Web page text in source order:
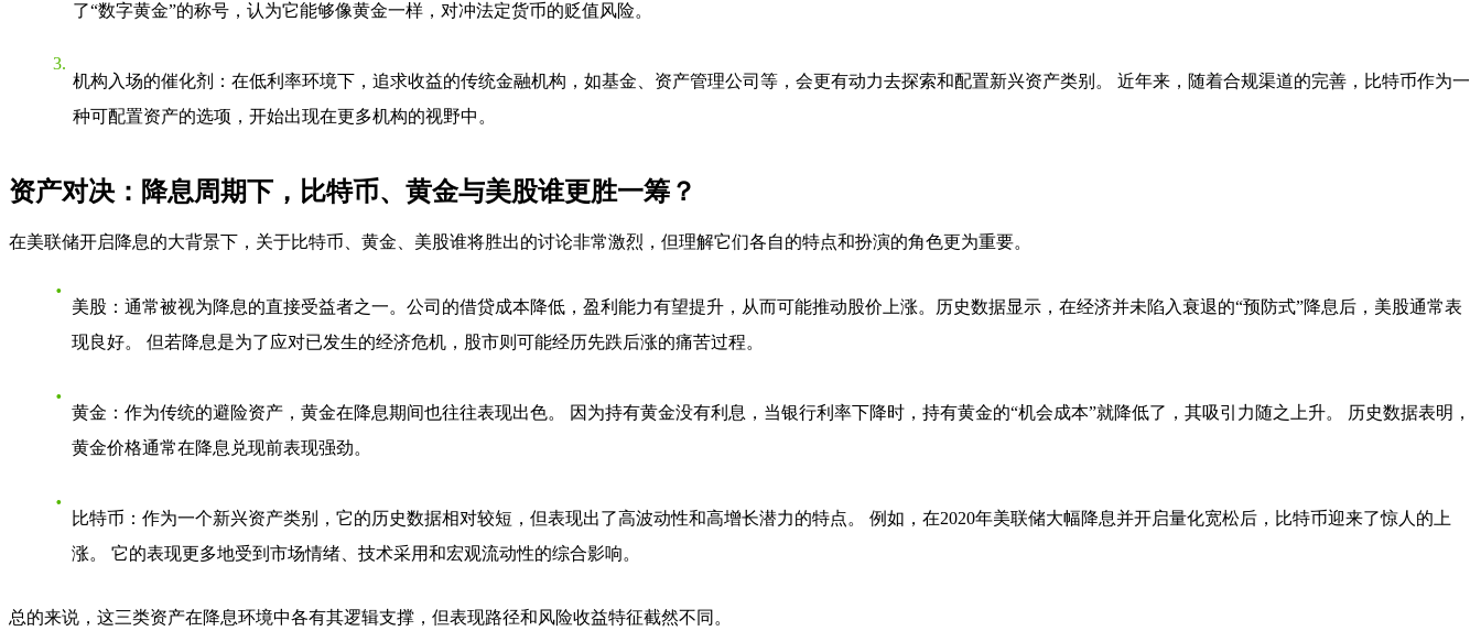
了“数字黄金”的称号，认为它能够像黄金一样，对冲法定货币的贬值风险。
机构入场的催化剂
：在低利率环境下，追求收益的传统金融机构，如基金、资产管理公司等，会更有动力去探索和配置新兴资产类别。 近年来，随着合规渠道的完善，比特币作为一
种可配置资产的选项，开始出现在更多机构的视野中。
资产对决：降息周期下，比特币、黄金与美股谁更胜一筹？
在美联储开启降息的大背景下，关于比特币、黄金、美股谁将胜出的讨论非常激烈，但理解它们各自的特点和扮演的角色更为重要。
美股 ：通常被视为降息的直接受益者之一。公司的借贷成本降低，盈利能力有望提升，从而可能推动股价上涨。历史数据显示，在经济并未陷入衰退的“预防式”降息后，美股通常表
现良好。 但若降息是为了应对已发生的经济危机，股市则可能经历先跌后涨的痛苦过程。
黄金 ：作为传统的避险资产，黄金在降息期间也往往表现出色。 因为持有黄金没有利息，当银行利率下降时，持有黄金的“机会成本”就降低了，其吸引力随之上升。 历史数据表明，
黄金价格通常在降息兑现前表现强劲。
比特币 ：作为一个新兴资产类别，它的历史数据相对较短，但表现出了高波动性和高增长潜力的特点。 例如，在2020年美联储大幅降息并开启量化宽松后，比特币迎来了惊人的上
涨。 它的表现更多地受到市场情绪、技术采用和宏观流动性的综合影响。
总的来说，这三类资产在降息环境中各有其逻辑支撑，但表现路径和风险收益特征截然不同。